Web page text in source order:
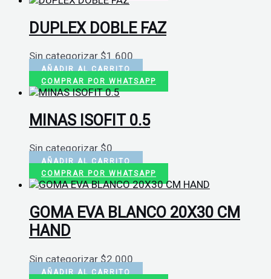
DUPLEX DOBLE FAZ
Sin categorizar $1.600
AÑADIR AL CARRITO
COMPRAR POR WHATSAPP
MINAS ISOFIT 0.5
Sin categorizar$0
AÑADIR AL CARRITO
COMPRAR POR WHATSAPP
GOMA EVA BLANCO 20X30 CM
HAND
Sin categorizar $2.000
AÑADIR AL CARRITO